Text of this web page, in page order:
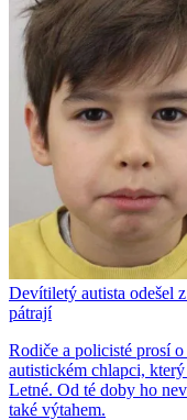
Devítiletý autista odešel
pátrají
Rodiče a policisté prosí
autistickém chlapci,
Letné. Od té doby ho
také výtahem.